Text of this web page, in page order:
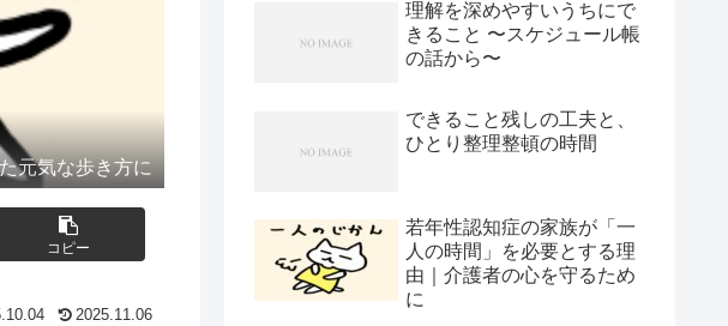
元気な歩き方に
コピー
2025.11.06
理解を深めやすいうちにで
きること 〜スケジュール帳
の話から〜
できること残しの工夫と、
ひとり整理整頓の時間
若年性認知症の家族が「一
人の時間」を必要とする理
由｜介護者の心を守るため
に